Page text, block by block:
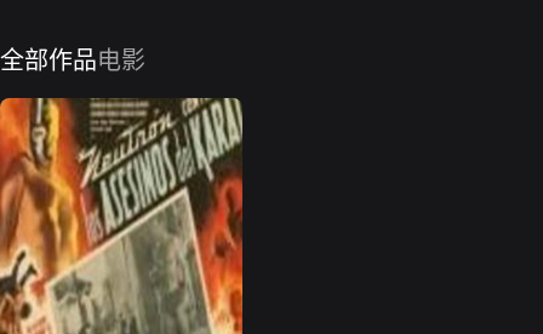
全部作品电影